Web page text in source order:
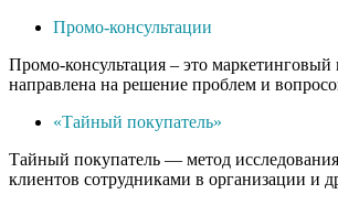
Промо-консультации
Промо-консультация – это маркетинговый
направлена на решение проблем и
«Тайный покупатель»
Тайный покупатель — метод
клиентов сотрудниками в организации и